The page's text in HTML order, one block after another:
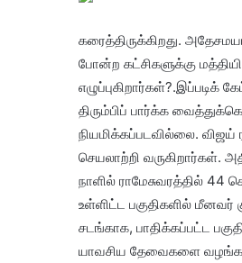
கரைத்திருக்கிறது.
போன்ற கட்சிகளுக்கு
திரும்பிப் பார்க்க
நியமிக்​கப்​பட​வில்லை.
செயலாற்றி வருகிறார்கள்.
நாளில் ராமேசுவரத்தில்
உள்ளிட்ட பகுதி​களில் மீனவர்
சடங்காக, பாதிக்​கப்பட்ட
யாவசிய தேவைகளை வழங்க